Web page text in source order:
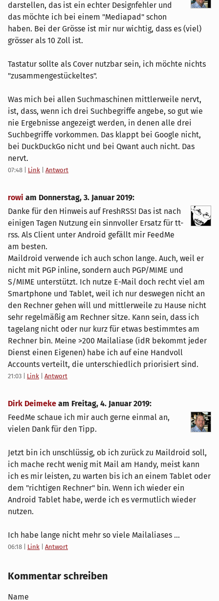
darstellen, das ist ein echter Designfehler und
das möchte ich bei einem "Mediapad" schon
haben. Bei der Grösse ist mir nur wichtig, dass es (viel)
grösser als 10 Zoll ist.
Tastatur sollte als Cover nutzbar sein, ich möchte nichts
"zusammengestückeltes".
Was mich bei allen Suchmaschinen mittlerweile nervt,
ist, dass, wenn ich drei Suchbegriffe angebe, so gut wie
nie Ergebnisse angezeigt werden, in denen alle drei
Suchbegriffe vorkommen. Das klappt bei Google nicht,
bei DuckDuckGo nicht und bei Qwant auch nicht. Das
nervt.
07:48 Link Antwort
rowi am Donnerstag, 3. Januar 2019:
Danke für den Hinweis auf FreshRSS! Das ist nach
einigen Tagen Nutzung ein sinnvoller Ersatz für tt-
rss. Als Client unter Android gefällt mir FeedMe
am besten.
Maildroid verwende ich auch schon lange. Auch, weil er
nicht mit PGP inline, sondern auch PGP/MIME und
S/MIME unterstützt. Ich nutze E-Mail doch recht viel am
Smartphone und Tablet, weil ich nur deswegen nicht an
den Rechner gehen will und mittlerweile zu Hause nicht
sehr regelmäßig am Rechner sitze. Kann sein, dass ich
tagelang nicht oder nur kurz für etwas bestimmtes am
Rechner bin. Meine >200 Mailaliase (idR bekommt jeder
Dienst einen Eigenen) habe ich auf eine Handvoll
Accounts verteilt, die unterschiedlich priorisiert sind.
21:03 Link Antwort
Dirk Deimeke am Freitag, 4. Januar 2019:
FeedMe schaue ich mir auch gerne einmal an,
vielen Dank für den Tipp.
Jetzt bin ich unschlüssig, ob ich zurück zu Maildroid soll,
ich mache recht wenig mit Mail am Handy, meist kann
ich es mir leisten, zu warten bis ich an einem Tablet oder
dem "richtigen Rechner" bin. Wenn ich wieder ein
Android Tablet habe, werde ich es vermutlich wieder
nutzen.
Ich habe lange nicht mehr so viele Mailaliases ...
06:18 Link Antwort
Kommentar schreiben
Name